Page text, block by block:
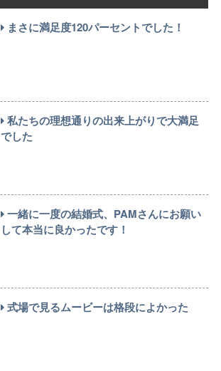
まさに満足度120パーセントでした！
私たちの理想通りの出来上がりで大満足
でした
一緒に一度の結婚式、PAMさんにお願い
して本当に良かったです！
式場で見るムービーは格段によかった